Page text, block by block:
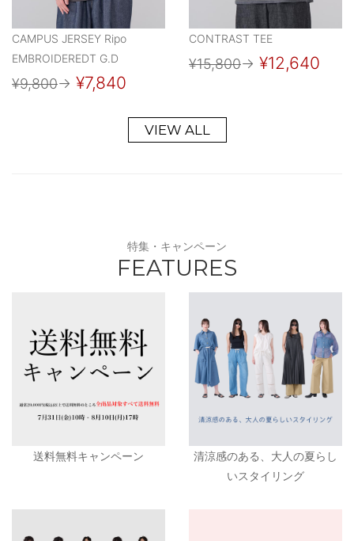
CAMPUS JERSEY Ripo
EMBROIDEREDT G.D
¥9,800→ ¥7,840
CONTRAST TEE
¥15,800→ ¥12,640
VIEW ALL
特集・キャンペーン
FEATURES
送料無料キャンペーン
清涼感のある、大人の夏らし
いスタイリング